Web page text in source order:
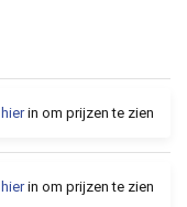
hierin om prijzen te zien
hierin om prijzen te zien